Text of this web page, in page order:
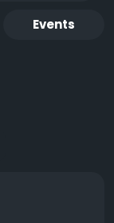
Events